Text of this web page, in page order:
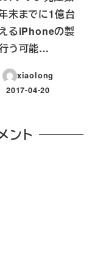
末までに1億台
るiPhoneの製
う可能…
xiaolong
投稿日
2017-04-20
ント